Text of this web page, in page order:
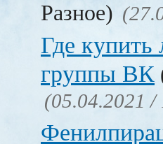
Разное)
Где купить
группы ВК
(05.04.2021 /